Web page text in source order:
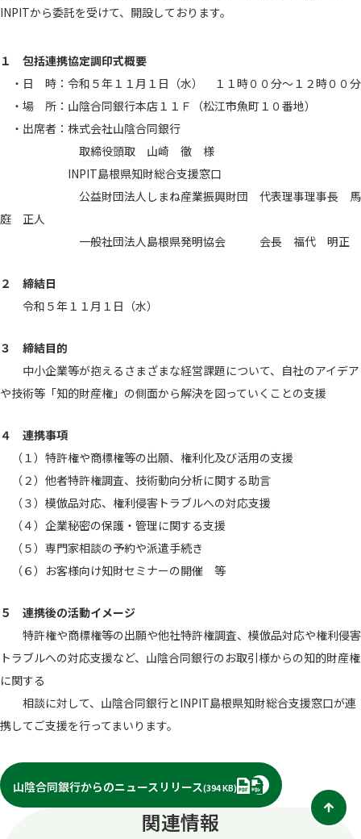
INPITから委託を受けて、開設しております。
１ 包括連携協定調印式概要
・日 時：令和５年１１月１日（水） １１時００分～１２時００分
・場 所：山陰合同銀行本店１１Ｆ（松江市魚町１０番地）
・出席者：株式会社山陰合同銀行
取締役頭取 山崎 徹 様
INPIT島根県知財総合支援窓口
公益財団法人しまね産業振興財団 代表理事理事長 馬
庭 正人
一般社団法人島根県発明協会 会長 福代 明正
２ 締結日
令和５年１１月１日（水）
３ 締結目的
中小企業等が抱えるさまざまな経営課題について、自社のアイデア
や技術等「知的財産権」の側面から解決を図っていくことの支援
４ 連携事項
（１）特許権や商標権等の出願、権利化及び活用の支援
（２）他者特許権調査、技術動向分析に関する助言
（３）模倣品対応、権利侵害トラブルへの対応支援
（４）企業秘密の保護・管理に関する支援
（５）専門家相談の予約や派遣手続き
（６）お客様向け知財セミナーの開催 等
５ 連携後の活動イメージ
特許権や商標権等の出願や他社特許権調査、模倣品対応や権利侵害
トラブルへの対応支援など、山陰合同銀行のお取引様からの知的財産権
に関する
相談に対して、山陰合同銀行とINPIT島根県知財総合支援窓口が連
携してご支援を行ってまいります。
山陰合同銀行からのニュースリリース(394 KB) PDF
関連情報